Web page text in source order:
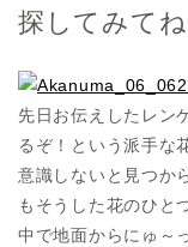
探してみてね
先日お伝えしたレン
るぞ！という派手な
意識しないと見つか
もそうした花のひと
中で地面からにゅ～